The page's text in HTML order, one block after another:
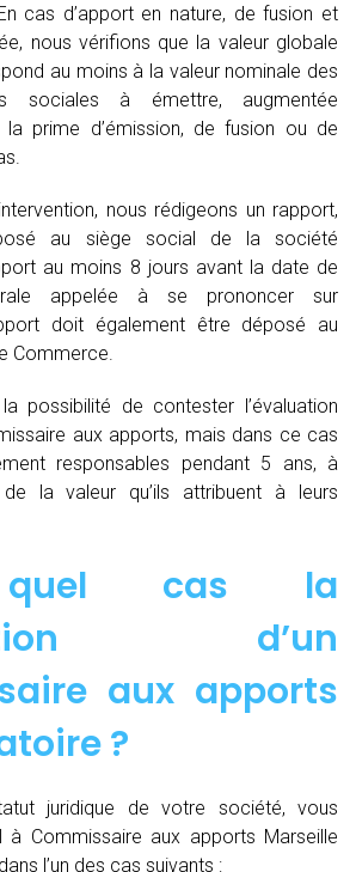
cas d’apport en nature, de fusion et
nous vérifions que la valeur globale
au moins à la valeur nominale des
sociales à émettre, augmentée
la prime d’émission, de fusion ou de
nous rédigeons un rapport,
au siège social de la société
au moins 8 jours avant la date de
appelée à se prononcer sur
doit également être déposé au
Commerce.
possibilité de contester l’évaluation
aux apports, mais dans ce cas
responsables pendant 5 ans, à
la valeur qu’ils attribuent à leurs
quel cas la
d’un
aux apports
?
juridique de votre société, vous
à Commissaire aux apports Marseille
l’un des cas suivants :